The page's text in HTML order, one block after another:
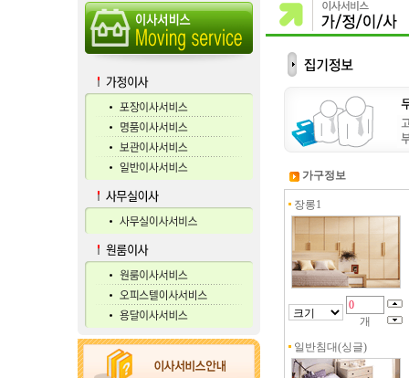
가구정보
장롱1
개
일반침대(싱글)